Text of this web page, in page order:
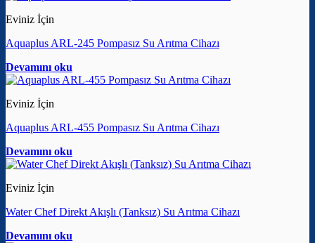
Eviniz İçin
Aquaplus ARL-245 Pompasız Su Arıtma Cihazı
Devamını oku
Eviniz İçin
Aquaplus ARL-455 Pompasız Su Arıtma Cihazı
Devamını oku
Eviniz İçin
Water Chef Direkt Akışlı (Tanksız) Su Arıtma Cihazı
Devamını oku